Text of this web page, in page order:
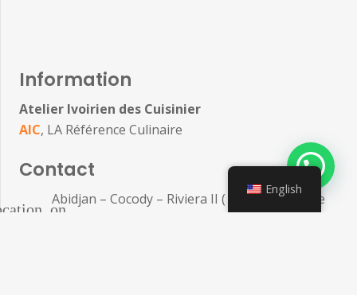
Information
Atelier Ivoirien des Cuisinier
AIC, LA Référence Culinaire
Contact
Abidjan – Cocody – Riviera II ( non loin d’Elisée
English